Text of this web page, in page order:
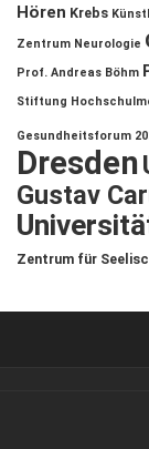
Hören Krebs
Zentrum Neurologie
Prof. Andreas Böhm
Stiftung
Gesundheitsforum
Dresden
Gustav
Zentrum für